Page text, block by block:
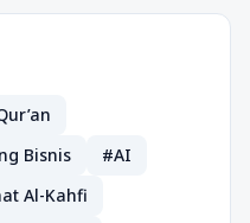
Bisnis
#AI
Al-Kahfi